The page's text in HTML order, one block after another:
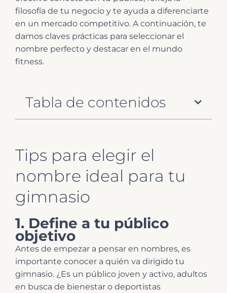
filosofía de tu negocio y te ayuda a diferenciarte
en un mercado competitivo. A continuación, te
damos claves prácticas para seleccionar el
nombre perfecto y destacar en el mundo
fitness.
Tabla de contenidos
Tips para elegir el
nombre ideal para tu
gimnasio
1. Define a tu público
objetivo
Antes de empezar a pensar en nombres, es
importante conocer a quién va dirigido tu
gimnasio. ¿Es un público joven y activo, adultos
en busca de bienestar o deportistas